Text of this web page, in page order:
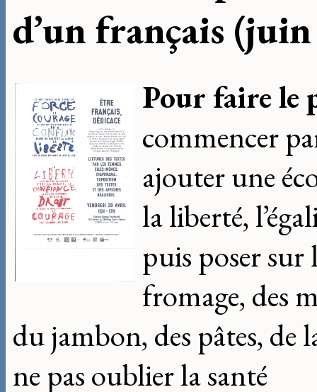
d’un français
Pour faire le
commencer
ajouter une
la liberté,
puis poser sur
fromage, des
du jambon, des pâtes, de
ne pas oublier la santé